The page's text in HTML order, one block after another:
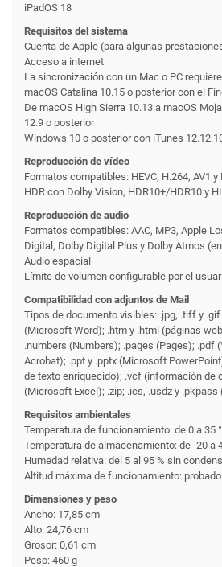
iPadOS 18
Requisitos del sistema
Cuenta de Apple (para algunas
Acceso a internet
La sincronización con un Mac o PC
macOS Catalina 10.15 o posterior con el
De macOS High Sierra 10.13 a macOS
12.9 o posterior
Windows 10 o posterior con iTunes
Reproducción de vídeo
Formatos compatibles: HEVC, H.264, AV1
HDR con Dolby Vision, HDR10+/HDR10 y
Reproducción de audio
Formatos compatibles: AAC, MP3, Apple
Digital, Dolby Digital Plus y Dolby Atmos
Audio espacial
Límite de volumen configurable por el
Compatibilidad con adjuntos de Mail
Tipos de documento visibles: .jpg, .tiff y
(Microsoft Word); .htm y .html (páginas
.numbers (Numbers); .pages (Pages); .pdf
Acrobat); .ppt y .pptx (Microsoft
de texto enriquecido); .vcf (información de
(Microsoft Excel); .zip; .ics, .usdz y .pkpass
Requisitos ambientales
Temperatura de funcionamiento: de 0 a 35
Temperatura de almacenamiento: de -20 a
Humedad relativa: del 5 al 95 % sin
Altitud máxima de funcionamiento:
Dimensiones y peso
Ancho: 17,85 cm
Alto: 24,76 cm
Grosor: 0,61 cm
Peso: 460 g